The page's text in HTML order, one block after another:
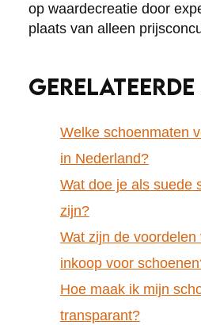
op waardecreatie door
plaats van alleen
Welke schoenmaten
in Nederland?
Wat doe je als suede
zijn?
Wat zijn de
inkoop voor
Hoe maak ik mijn
transparant?